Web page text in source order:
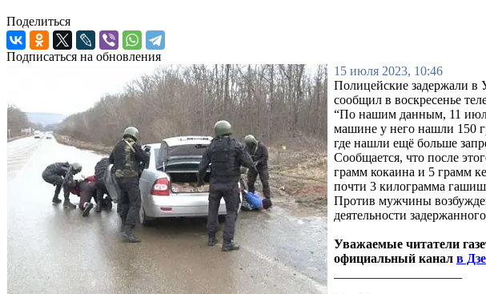
Поделиться
Подписаться на обновления
15 июля 2023, 10:46
Полицейские задержали в
сообщил в воскресенье
“По нашим данным, 11
машине у него нашли 150
где нашли ещё больше
Сообщается, что после
грамм кокаина и 5 грамм
почти 3 килограмма
Против мужчины
деятельности
Уважаемые читатели
официальный канал в